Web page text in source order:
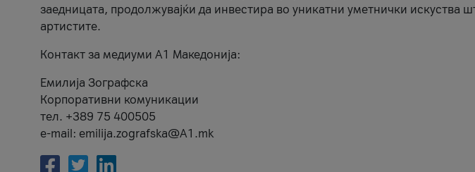
заедницата, продолжувајќи да инвестира во уникатни уметнички искуства
артистите.
Контакт за медиуми А1 Македонија:
Емилија Зографска
Корпоративни комуникации
тел. +389 75 400505
e-mail: emilija.zografska@A1.mk